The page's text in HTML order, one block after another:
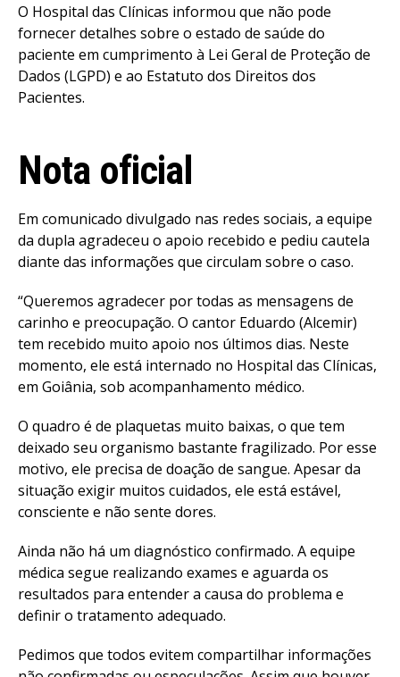
O Hospital das Clínicas informou que não pode
fornecer detalhes sobre o estado de saúde do
paciente em cumprimento à Lei Geral de Proteção de
Dados (LGPD) e ao Estatuto dos Direitos dos
Pacientes.
Nota oficial
Em comunicado divulgado nas redes sociais, a equipe
da dupla agradeceu o apoio recebido e pediu cautela
diante das informações que circulam sobre o caso.
“Queremos agradecer por todas as mensagens de
carinho e preocupação. O cantor Eduardo (Alcemir)
tem recebido muito apoio nos últimos dias. Neste
momento, ele está internado no Hospital das Clínicas,
em Goiânia, sob acompanhamento médico.
O quadro é de plaquetas muito baixas, o que tem
deixado seu organismo bastante fragilizado. Por esse
motivo, ele precisa de doação de sangue. Apesar da
situação exigir muitos cuidados, ele está estável,
consciente e não sente dores.
Ainda não há um diagnóstico confirmado. A equipe
médica segue realizando exames e aguarda os
resultados para entender a causa do problema e
definir o tratamento adequado.
Pedimos que todos evitem compartilhar informações